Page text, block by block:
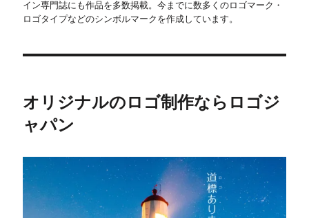
イン専門誌にも作品を多数掲載。今までに数多くのロゴマーク・
ロゴタイプなどのシンボルマークを作成しています。
オリジナルのロゴ制作ならロゴジ
ャパン